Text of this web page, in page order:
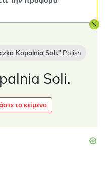
Kopalnia Soli. Polish
Soli.
το κείμενο